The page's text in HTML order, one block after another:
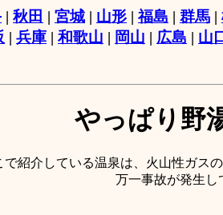
| 秋田 | 宮城 | 山形 |福島 | 群馬 |
| 兵庫 | 和歌山 | 岡山 | 広島 | 山
やっぱり野
で紹介している温泉は、火山性ガス
万一事故が発生し